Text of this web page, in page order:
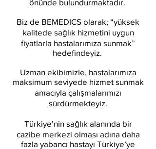
önünde bulundurmaktadır.
Biz de BEMEDICS olarak; “yüksek
kalitede sağlık hizmetini uygun
fiyatlarla hastalarımıza sunmak”
hedefindeyiz.
Uzman ekibimizle, hastalarımıza
maksimum seviyede hizmet sunmak
amacıyla çalışmalarımızı
sürdürmekteyiz.
Türkiye’nin sağlık alanında bir
cazibe merkezi olması adına daha
fazla yabancı hastayı Türkiye’ye